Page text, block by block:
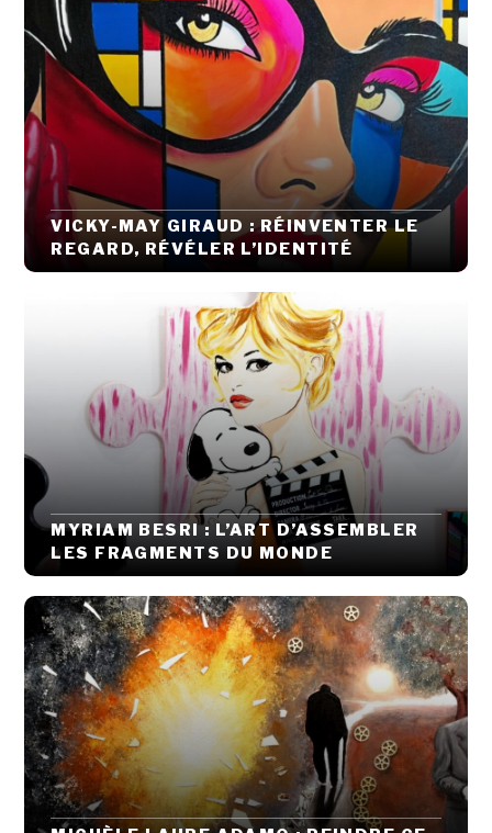
VICKY-MAY GIRAUD : RÉINVENTER LE
REGARD, RÉVÉLER L’IDENTITÉ
MYRIAM BESRI : L’ART D’ASSEMBLER
LES FRAGMENTS DU MONDE